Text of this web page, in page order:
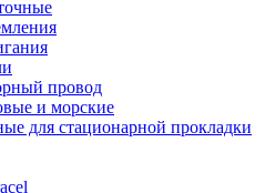
провод
и морские
для стационарной прокладки